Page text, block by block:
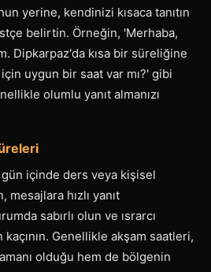
yerine, kendinizi kısaca tanıtın
belirtin. Örneğin, 'Merhaba,
Dipkarpaz'da kısa bir süreliğine
uygun bir saat var mı?' gibi
olumlu yanıt almanızı
içinde ders veya kişisel
mesajlara hızlı yanıt
sabırlı olun ve ısrarcı
Genellikle akşam saatleri,
olduğu hem de bölgenin